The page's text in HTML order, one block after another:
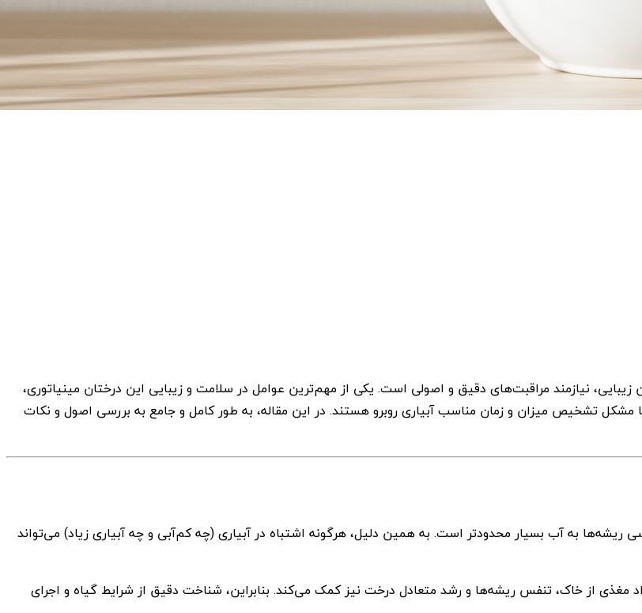
نیازمند مراقبت‌های دقیق و اصولی است. یکی از مهم‌ترین عوامل در سلامت و زیبایی این درختان مینیاتوری،
مشکل تشخیص میزان و زمان مناسب آبیاری روبرو هستند. در این مقاله، به طور کامل و جامع به بررسی اصول و نکات
به آب بسیار محدودتر است. به همین دلیل، هرگونه اشتباه در آبیاری (چه کم‌آبی و چه آبیاری زیاد) می‌تواند
مغذی از خاک، تنفس ریشه‌ها و رشد متعادل درخت نیز کمک می‌کند. بنابراین، شناخت دقیق از شرایط گیاه و اجرای